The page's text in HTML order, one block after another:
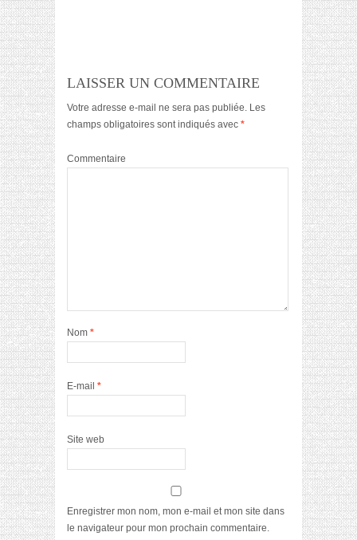
LAISSER UN COMMENTAIRE
Votre adresse e-mail ne sera pas publiée. Les
champs obligatoires sont indiqués avec *
Commentaire
Nom *
E-mail *
Site web
Enregistrer mon nom, mon e-mail et mon site dans
le navigateur pour mon prochain commentaire.